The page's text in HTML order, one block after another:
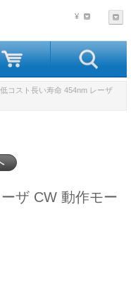
¥
コスト長い寿命 454nm レーザ
ザ CW 動作モー